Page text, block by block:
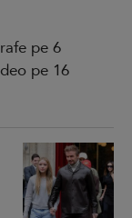
pe 6
pe 16